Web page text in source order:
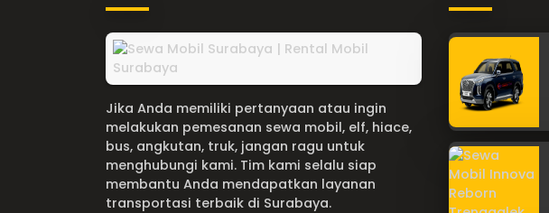
Jika Anda memiliki pertanyaan atau ingin
melakukan pemesanan sewa mobil, elf, hiace,
bus, angkutan, truk, jangan ragu untuk
menghubungi kami. Tim kami selalu siap
membantu Anda mendapatkan layanan
transportasi terbaik di Surabaya.